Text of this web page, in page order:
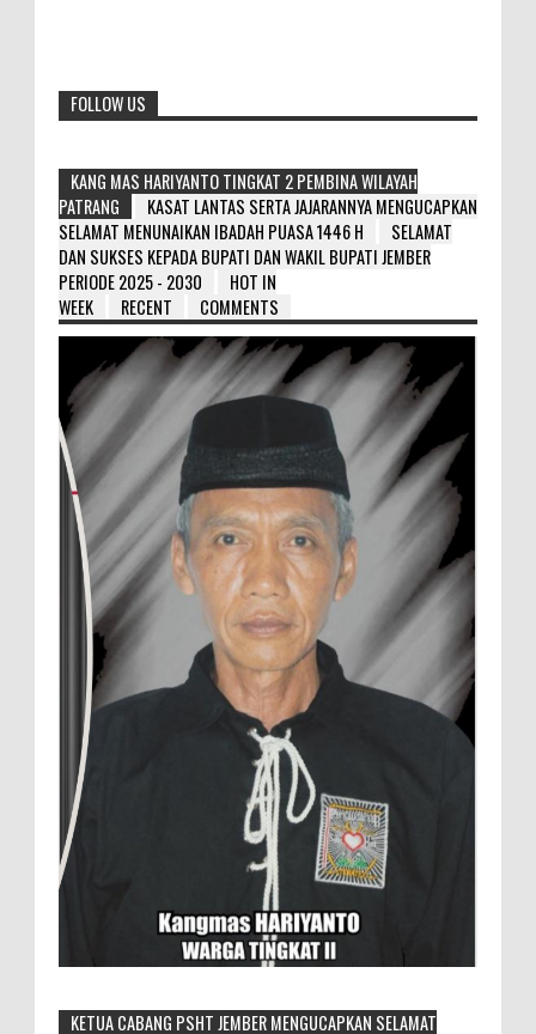
FOLLOW US
KANG MAS HARIYANTO TINGKAT 2 PEMBINA WILAYAH
PATRANG
KASAT LANTAS SERTA JAJARANNYA MENGUCAPKAN
SELAMAT MENUNAIKAN IBADAH PUASA 1446 H
SELAMAT
DAN SUKSES KEPADA BUPATI DAN WAKIL BUPATI JEMBER
PERIODE 2025 - 2030
HOT IN
WEEK
RECENT COMMENTS
KETUA CABANG PSHT JEMBER MENGUCAPKAN SELAMAT